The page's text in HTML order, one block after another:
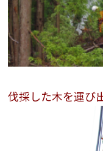
伐採した木を運び